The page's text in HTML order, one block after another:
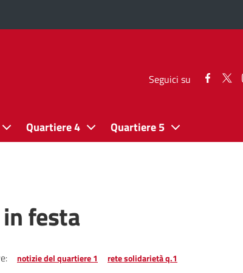
Seguici su
Seguici
Quartiere 4 Quartiere 5
festa
notizie del quartiere 1 rete solidarietà q.1